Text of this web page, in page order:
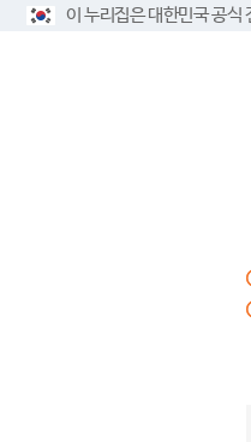
이 누리집은 대한민국 공식